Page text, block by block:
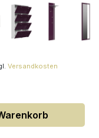
Versandkosten